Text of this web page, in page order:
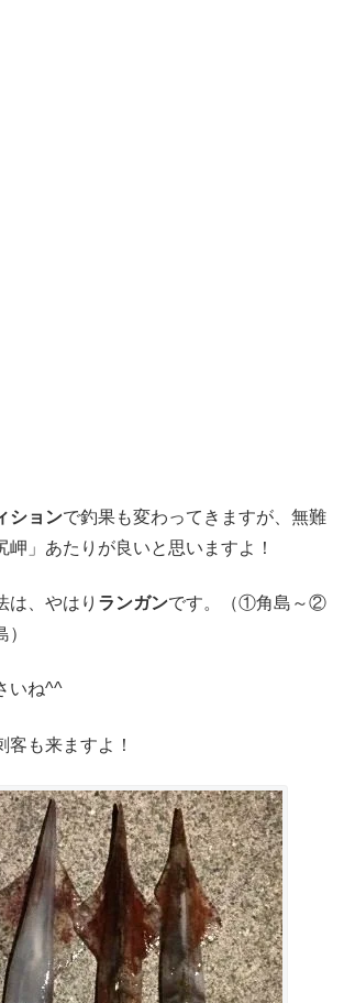
ションで釣果も変わってきますが、無難
岬」あたりが良いと思いますよ！
は、やはり ランガンです。（①角島～②
いね^^
客も来ますよ！